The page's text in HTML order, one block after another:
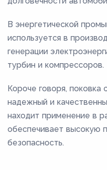
В энергетической
используется в
генерации
турбин и компрессоров.
Короче говоря, поковка
надежный и
находит применение в
обеспечивает высокую
безопасность.